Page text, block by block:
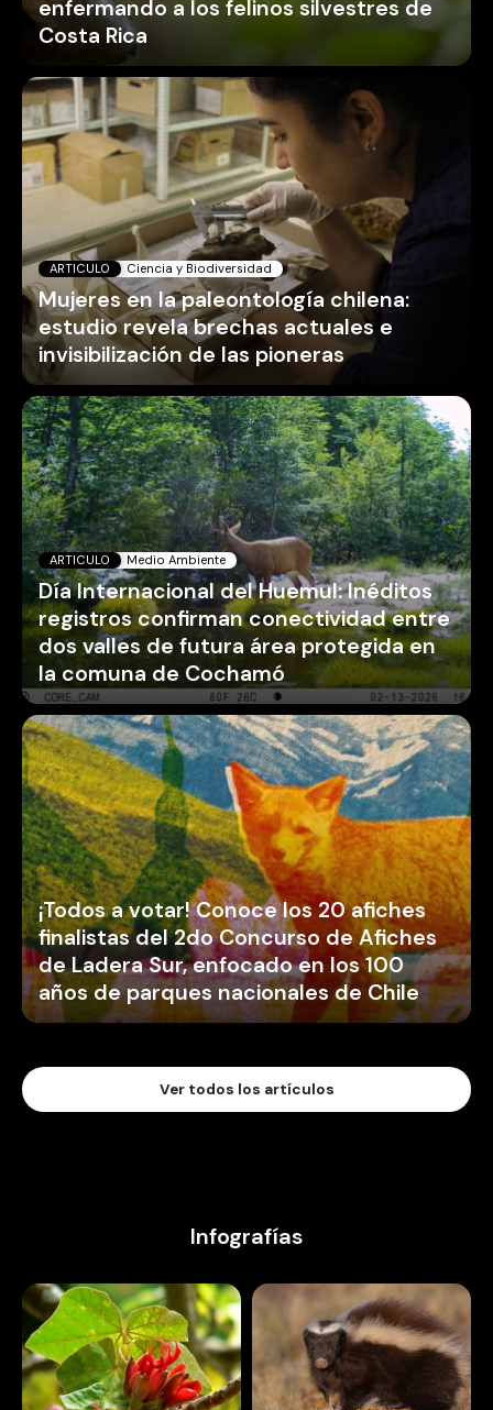
enfermando a los felinos silvestres de
Costa Rica
ARTICULO Ciencia y Biodiversidad
Mujeres en la paleontología chilena:
estudio revela brechas actuales e
invisibilización de las pioneras
ARTICULO Medio Ambiente
Día Internacional del Huemul: Inéditos
registros confirman conectividad entre
dos valles de futura área protegida en
la comuna de Cochamó
¡Todos a votar! Conoce los 20 afiches
finalistas del 2do Concurso de Afiches
de Ladera Sur, enfocado en los 100
años de parques nacionales de Chile
Ver todos los artículos
Infografías